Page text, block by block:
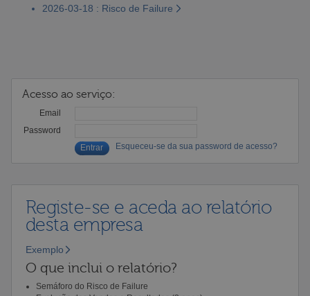
2026-03-18 : Risco de Failure
Acesso ao serviço:
Email
Password
Esqueceu-se da sua password de acesso?
Registe-se e aceda ao relatório
desta empresa
Exemplo
O que inclui o relatório?
Semáforo do Risco de Failure